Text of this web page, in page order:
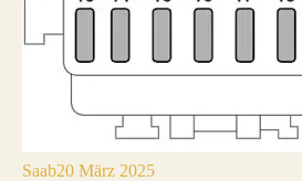
Saab20 März 2025